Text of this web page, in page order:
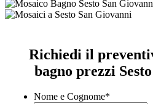
Richiedi il
bagno prezzi
Nome e Cognome*